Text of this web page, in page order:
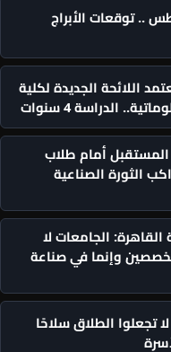
الاثنين 10 أغسطس .. توقعات الأبراج
اللائحة الجديدة لكلية
الدراسة 4 سنوات
أمام طلاب
تواكب الثورة الصناعية
الجامعات لا
وإنما في صناعة
تجعلوا الطلاق سلاحًا